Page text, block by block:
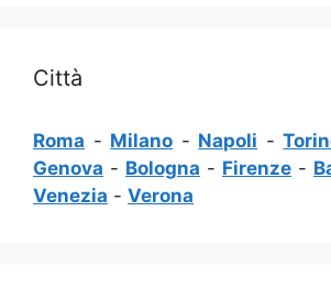
Città
Roma - Milano - Napoli -
Genova - Bologna - Firenze -
Venezia - Verona